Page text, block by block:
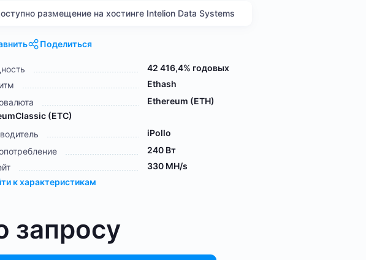
размещение на хостинге Intelion Data Systems
Поделиться
42 416,4% годовых
Ethash
Ethereum (ETH)
(ETC)
iPollo
240 Вт
330 MH/s
к характеристикам
запросу